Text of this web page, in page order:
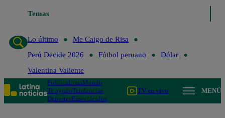
Temas
Lo último
Me Caigo de Risa
Perú Decide 2026
Fútbol peruano
Dólar
Valentina Valiente
PolíticaLimaMundo
Te ayudoTendencias
DeportesEspectáculos
TV en vivo MENÚ